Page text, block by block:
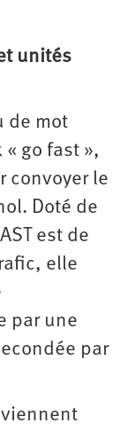
unités
de mot
go fast »,
convoyer le
Doté de
est de
elle
par une
par
viennent